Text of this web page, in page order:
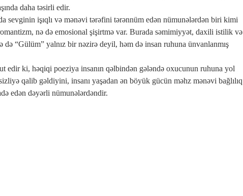
daha təsirli edir.
sevginin işıqlı və mənəvi tərəfini tərənnüm edən nümunələrdən biri kimi
nə də emosional şişirtmə var. Burada səmimiyyət, daxili istilik və
“Gülüm” yalnız bir nəzirə deyil, həm də insan ruhuna ünvanlanmış
edir ki, həqiqi poeziya insanın qəlbindən gələndə oxucunun ruhuna yol
qalib gəldiyini, insanı yaşadan ən böyük gücün məhz mənəvi bağlılıq
edən dəyərli nümunələrdəndir.